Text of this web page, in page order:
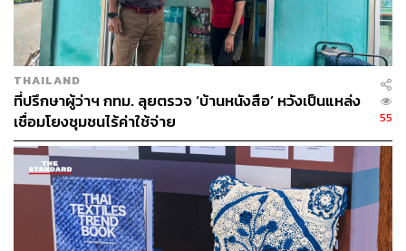
วิภาส ปวโรจน์กิจ
กรรมการผู้จัดการ บริษัท ฟรีสแลนด์คัมพิน่า (ประเทศไทย)
จำกัด (มหาชน)
THAILAND
ที่ปรึกษาผู้ว่าฯ กทม. ลุยตรวจ ‘บ้านหนังสือ’ หวังเป็นแหล่ง
เชื่อมโยงชุมชนไร้ค่าใช้จ่าย
55